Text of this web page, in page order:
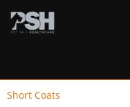
Short Coats